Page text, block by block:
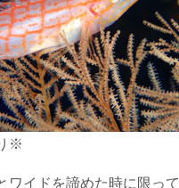
※
ワイドを諦めた時に限って